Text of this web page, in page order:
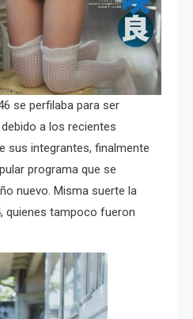
se perfilaba para ser
a los recientes
sus integrantes, finalmente
programa que se
nuevo. Misma suerte la
quienes tampoco fueron